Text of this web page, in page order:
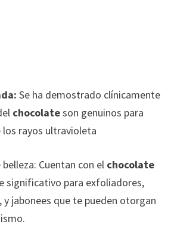
Se ha demostrado clínicamente
chocolateson genuinos para
rayos ultravioleta
Cuentan con el chocolate
significativo para exfoliadores,
y jabonees que te pueden otorgan